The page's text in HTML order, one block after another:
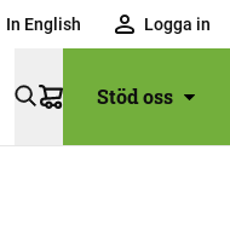
In English Logga in
VarukorgStöd oss